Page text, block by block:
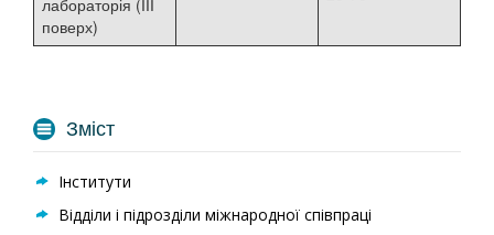
лабораторія (ІІІ
поверх)
Зміст
Інститути
Відділи і підрозділи міжнародної співпраці